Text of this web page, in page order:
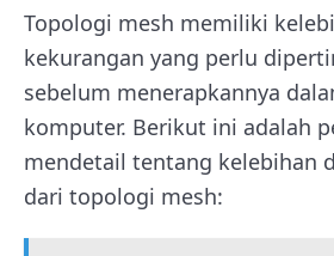
Topologi mesh memiliki
kekurangan yang perlu
sebelum menerapkannya
komputer. Berikut ini adalah
mendetail tentang kelebihan
dari topologi mesh: